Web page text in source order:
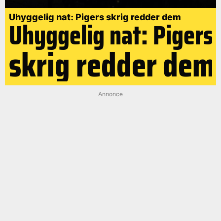
Uhyggelig nat: Pigers skrig redder dem
Uhyggelig nat: Pigers
skrig redder dem
Annonce